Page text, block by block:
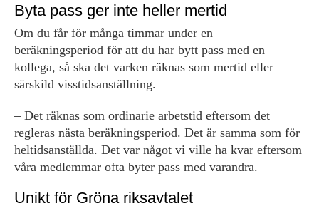
Byta pass ger inte heller mertid
Om du får för många timmar under en
beräkningsperiod för att du har bytt pass med en
kollega, så ska det varken räknas som mertid eller
särskild visstidsanställning.
– Det räknas som ordinarie arbetstid eftersom det
regleras nästa beräkningsperiod. Det är samma som för
heltidsanställda. Det var något vi ville ha kvar eftersom
våra medlemmar ofta byter pass med varandra.
Unikt för Gröna riksavtalet